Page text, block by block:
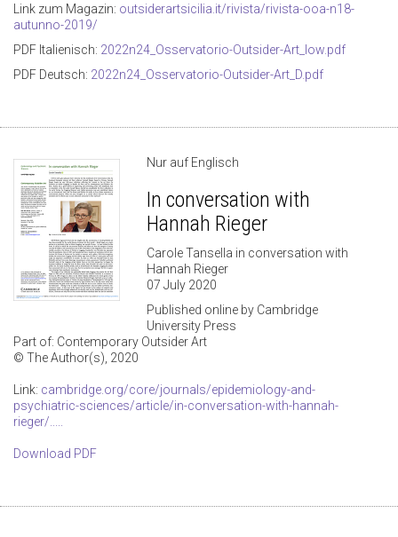
Link zum Magazin: outsiderartsicilia.it/rivista/rivista-ooa-n18-
autunno-2019/
PDF Italienisch: 2022n24_Osservatorio-Outsider-Art_low.pdf
PDF Deutsch: 2022n24_Osservatorio-Outsider-Art_D.pdf
Nur auf Englisch
In conversation with
Hannah Rieger
Carole Tansella in conversation with
Hannah Rieger
07 July 2020
Published online by Cambridge
University Press
Part of: Contemporary Outsider Art
© The Author(s), 2020
Link: cambridge.org/core/journals/epidemiology-and-
psychiatric-sciences/article/in-conversation-with-hannah-
rieger/.....
Download PDF